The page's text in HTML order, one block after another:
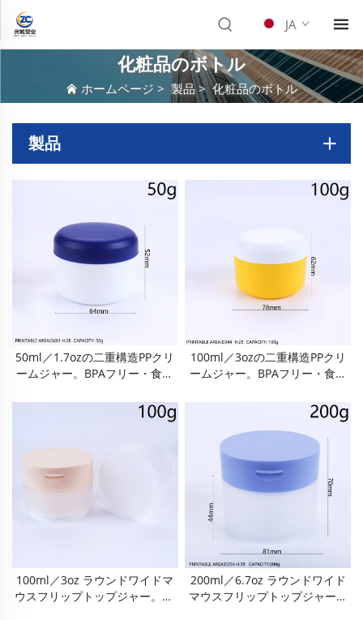
JA
化粧品のボトル
ホームページ > 製品>化粧品のボトル
製品
50ml／1.7ozの二重構造PPクリ
ームジャー。BPAフリー・食品
ア容器。コンパクトで携帯に便
利、洗浄が簡単、再利用可能、
ム、アイクリーム、ローショ
ン、セラム、化粧品などに最
適。旅行や自宅での日常的なス
100ml／3ozの二重構造PPクリ
ームジャー。BPAフリー・食品
ア容器。コンパクトで携帯に便
利、洗浄が簡単、再利用可能、
衝撃に強い。フェイスクリー
ム、アイクリーム、ローショ
ン、セラム、化粧品などに最
適。旅行や自宅での日常的なス
キンケアにご使用ください。
100ml／3oz ラウンドワイドマ
ウスフリップトップジャー。BP
200ml／6.7oz ラウンドワイド
マウスフリップトップジャー。